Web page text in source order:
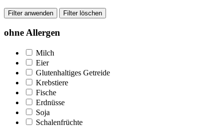
ohne Allergen
Milch
Eier
Glutenhaltiges Getreide
Krebstiere
Fische
Erdnüsse
Soja
Schalenfrüchte